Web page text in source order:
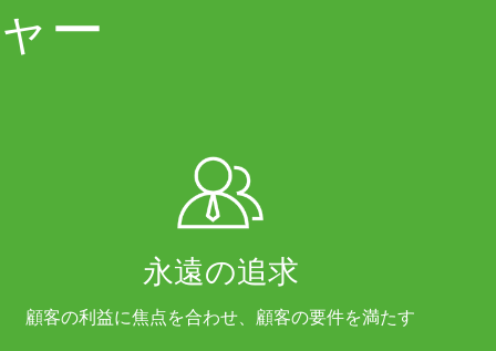
ー
永遠の追求
顧客の利益に焦点を合わせ、顧客の要件を満たす